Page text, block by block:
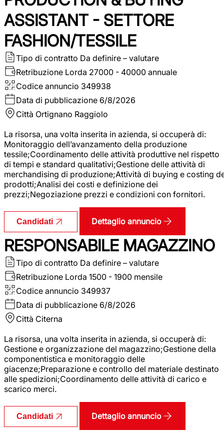
ASSISTANT - SETTORE
FASHION/TESSILE
Tipo di contratto Da definire – valutare
Retribuzione Lorda 27000 - 40000 annuale
Codice annuncio 349938
Data di pubblicazione 6/8/2026
Città Ortignano Raggiolo
La risorsa, una volta inserita in azienda, si occuperà di:
Monitoraggio dell’avanzamento della produzione
tessile;Coordinamento delle attività produttive nel rispetto
di tempi e standard qualitativi;Gestione delle attività di
merchandising di produzione;Attività di buying e costing
prodotti;Analisi dei costi e definizione dei
prezzi;Negoziazione prezzi e condizioni con fornitori.
Candidati Dettaglio annuncio
RESPONSABILE MAGAZZINO
Tipo di contratto Da definire – valutare
Retribuzione Lorda 1500 - 1900 mensile
Codice annuncio 349937
Data di pubblicazione 6/8/2026
Città Citerna
La risorsa, una volta inserita in azienda, si occuperà di:
Gestione e organizzazione del magazzino;Gestione della
componentistica e monitoraggio delle
giacenze;Preparazione e controllo del materiale destinato
alle spedizioni;Coordinamento delle attività di carico e
scarico merci.
Candidati Dettaglio annuncio